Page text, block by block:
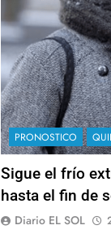
PRONOSTICO
Sigue el frío
hasta el fin de
Diario EL SOL